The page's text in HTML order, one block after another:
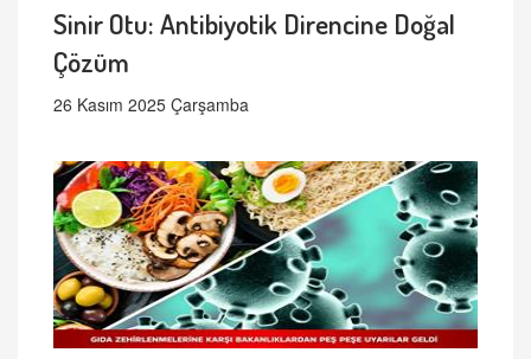
Sinir Otu: Antibiyotik Direncine Doğal
Çözüm
26 Kasım 2025 Çarşamba